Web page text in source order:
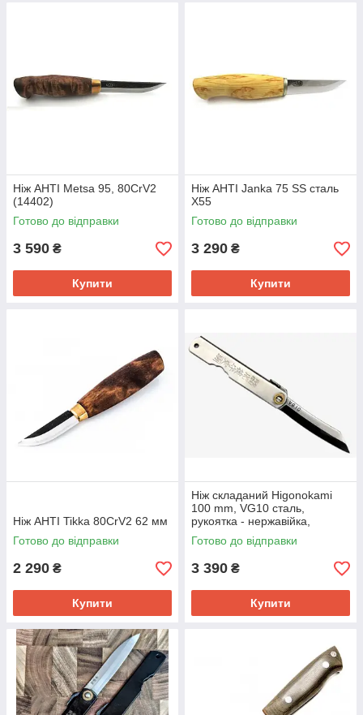
Ніж AHTI Metsa 95, 80CrV2
(14402)
Готово до відправки
3 590 ₴
Купити
Ніж AHTI Janka 75 SS сталь
X55
Готово до відправки
3 290 ₴
Купити
Ніж AHTI Tikka 80CrV2 62 мм
Готово до відправки
2 290 ₴
Купити
Ніж складаний Higonokami
100 mm, VG10 сталь,
рукоятка - нержавійка,
HONMAMON (1117351)
Готово до відправки
3 390 ₴
Купити